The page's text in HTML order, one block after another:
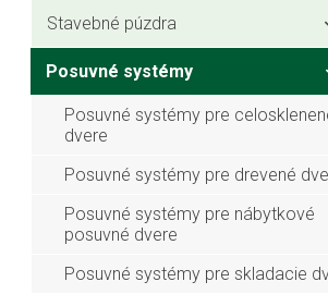
Stavebné púzdra
Posuvné systémy
Posuvné systémy pre
dvere
Posuvné systémy pre drevené
Posuvné systémy pre nábytkové
posuvné dvere
Posuvné systémy pre skladacie